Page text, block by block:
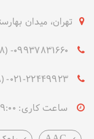
تهران، میدان
ساعت کاری: 9:00 - 21:00